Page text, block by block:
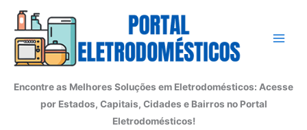
conteúdo
Encontre as Melhores Soluções em Eletrodomésticos: Acesse
por Estados, Capitais, Cidades e Bairros no Portal
Eletrodomésticos!